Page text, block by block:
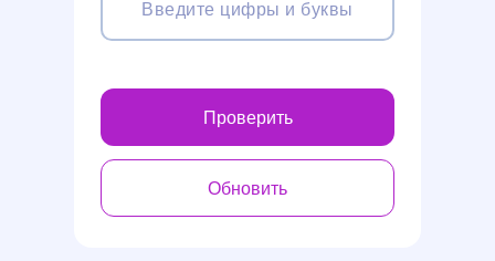
Проверить
Обновить